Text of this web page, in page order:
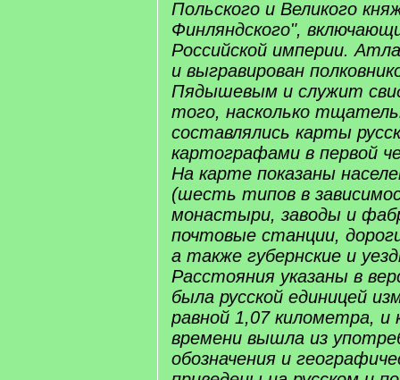
Польского и Великого
Финляндского",
Российской империи.
и выгравирован
Пядышевым и служит
того, насколько
составлялись карты
картографами в первой
На карте показаны
(шесть типов в
монастыри, заводы и
почтовые станции,
а также губернские и
Расстояния указаны в
была русской единицей
равной 1,07 километра,
времени вышла из
обозначения и